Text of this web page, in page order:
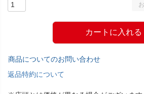
カートに入れる
商品についてのお問い合わせ
返品特約について